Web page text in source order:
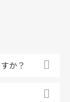
か？